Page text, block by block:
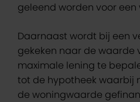
geleend worden voor een
Daarnaast wordt bij een
gekeken naar de waarde
maximale lening te
tot de hypotheek waarbij
de woningwaarde